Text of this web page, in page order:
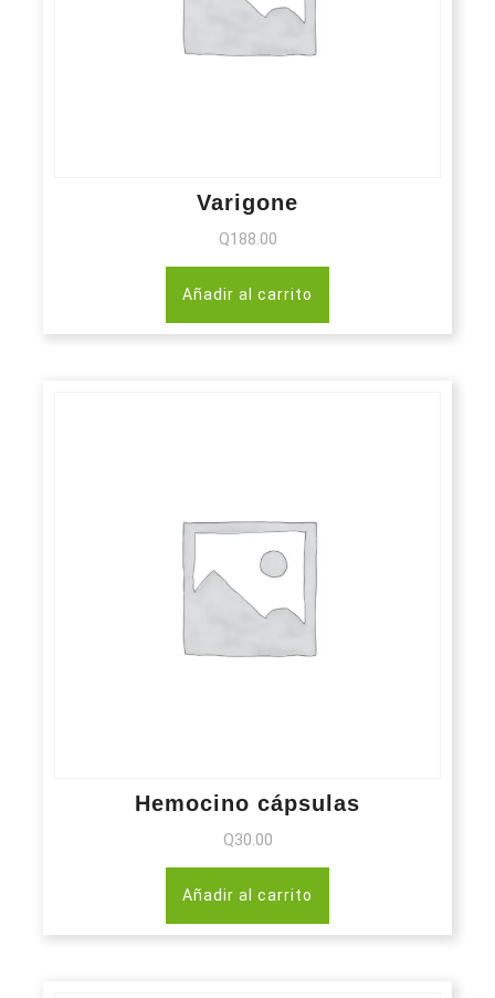
Varigone
Q188.00
Añadir al carrito
Hemocino cápsulas
Q30.00
Añadir al carrito